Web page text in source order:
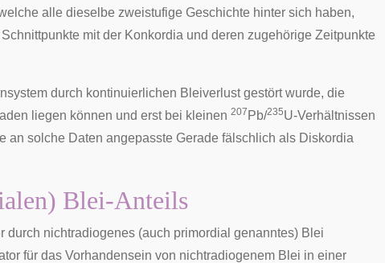
alle dieselbe zweistufige Geschichte hinter sich haben,
mit der Konkordia und deren zugehörige Zeitpunkte
durch kontinuierlichen Bleiverlust gestört wurde, die
liegen können und erst bei kleinen 207 Pb/235U-Verhältnissen
an solche Daten angepasste Gerade fälschlich als Diskordia
Blei-Anteils
nichtradiogenes (auch primordial genanntes) Blei
für das Vorhandensein von nichtradiogenem Blei in einer